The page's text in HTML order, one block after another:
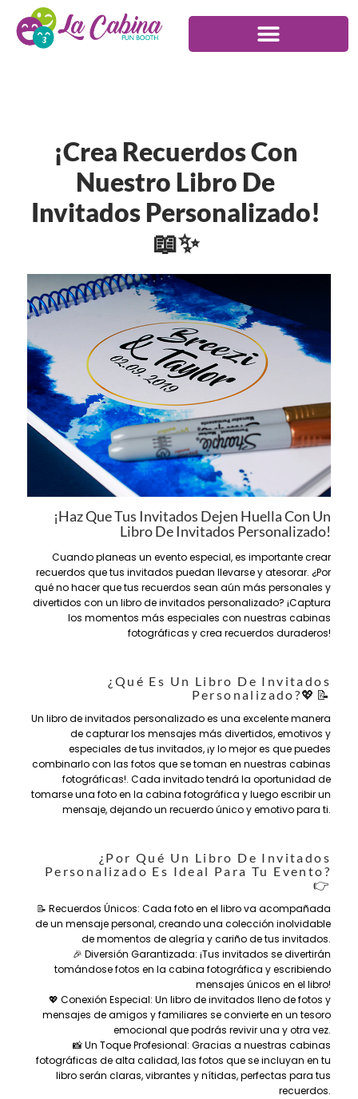
¡Crea Recuerdos Con
Nuestro Libro De
Invitados Personalizado!
📖✨
¡Haz Que Tus Invitados Dejen Huella Con Un
Libro De Invitados Personalizado!
Cuando planeas un evento especial, es importante crear
recuerdos que tus invitados puedan llevarse y atesorar. ¿Por
qué no hacer que tus recuerdos sean aún más personales y
divertidos con un libro de invitados personalizado? ¡Captura
los momentos más especiales con nuestras cabinas
fotográficas y crea recuerdos duraderos!
¿Qué Es Un Libro De Invitados
Personalizado?💖📝
Un libro de invitados personalizado es una excelente manera
de capturar los mensajes más divertidos, emotivos y
especiales de tus invitados, ¡y lo mejor es que puedes
combinarlo con las fotos que se toman en nuestras cabinas
fotográficas!. Cada invitado tendrá la oportunidad de
tomarse una foto en la cabina fotográfica y luego escribir un
mensaje, dejando un recuerdo único y emotivo para ti.
¿Por Qué Un Libro De Invitados
Personalizado Es Ideal Para Tu Evento?
👉
📝 Recuerdos Únicos: Cada foto en el libro va acompañada
de un mensaje personal, creando una colección inolvidable
de momentos de alegría y cariño de tus invitados.
🎉 Diversión Garantizada: ¡Tus invitados se divertirán
tomándose fotos en la cabina fotográfica y escribiendo
mensajes únicos en el libro!
💖 Conexión Especial: Un libro de invitados lleno de fotos y
mensajes de amigos y familiares se convierte en un tesoro
emocional que podrás revivir una y otra vez.
📸 Un Toque Profesional: Gracias a nuestras cabinas
fotográficas de alta calidad, las fotos que se incluyan en tu
libro serán claras, vibrantes y nítidas, perfectas para tus
recuerdos.